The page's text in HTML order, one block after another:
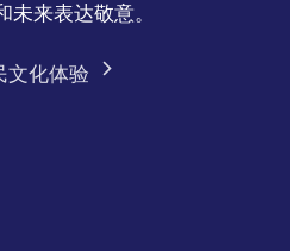
未来表达敬意。
文化体验